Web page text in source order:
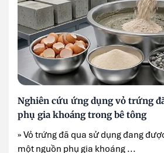
Nghiên cứu ứng dụng vỏ trứng
phụ gia khoáng trong bê tông
» Vỏ trứng đã qua sử dụng đang
một nguồn phụ gia khoáng ...